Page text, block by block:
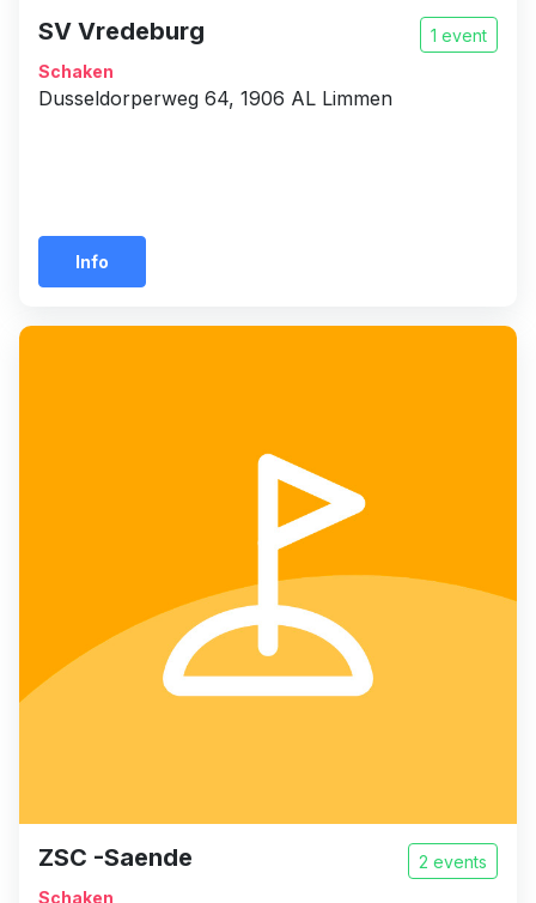
SV Vredeburg
Schaken
Dusseldorperweg 64, 1906 AL Limmen
1 event
Info
ZSC -Saende
Schaken
2 events